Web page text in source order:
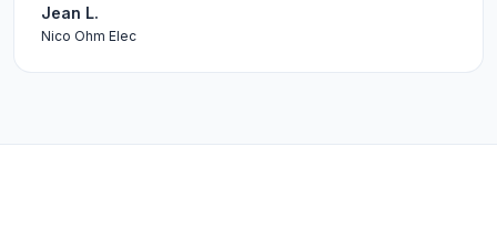
Jean L.
Nico Ohm Elec